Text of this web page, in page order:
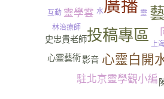
廣播
投稿專區
心靈白開
駐北京靈學觀小編
靈學雲
影音
史忠貴老師
心靈藝術
林治療師
上
互動 靈
水